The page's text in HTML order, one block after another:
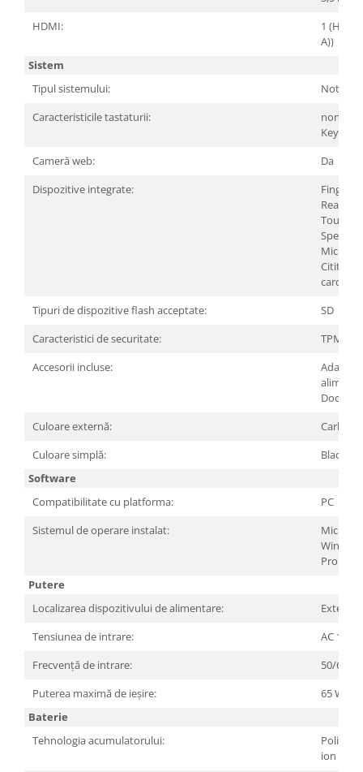
HDMI:
1 (HDMI
A))
Sistem
Tipul sistemului:
Caracteristicile tastaturii:
non-
Cameră web:
Da
Dispozitive integrate:
Finger
Reader
Cititor
carduri
Tipuri de dispozitive flash acceptate:
SD
Caracteristici de securitate:
TPM 2.0
Accesorii incluse:
Adaptor
Culoare externă:
Carbon
Culoare simplă:
Black
Software
Compatibilitate cu platforma:
PC
Sistemul de operare instalat:
Pro
Putere
Localizarea dispozitivului de alimentare:
Extern
Tensiunea de intrare:
AC 100-
Frecvență de intrare:
50/60 Hz
Puterea maximă de ieșire:
65 W
Baterie
Tehnologia acumulatorului:
Polimer
ion